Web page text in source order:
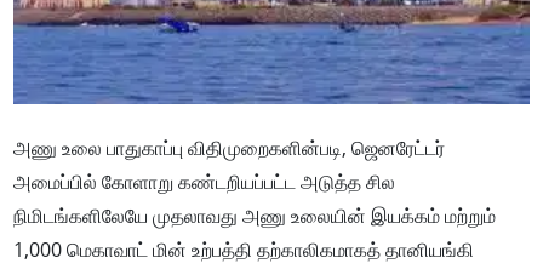
அணு உலை பாதுகாப்பு விதிமுறைகளின்படி, ஜெனரேட்டர்
அமைப்பில் கோளாறு கண்டறியப்பட்ட அடுத்த சில
நிமிடங்களிலேயே முதலாவது அணு உலையின் இயக்கம் மற்றும்
1,000 மெகாவாட் மின் உற்பத்தி தற்காலிகமாகத் தானியங்கி